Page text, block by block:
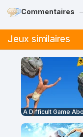
Commentaires
Jeux similaires